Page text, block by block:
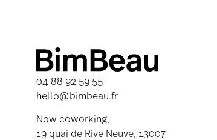
04 88 92 59 55
hello@bimbeau.fr
Now coworking,
19 quai de Rive Neuve, 13007